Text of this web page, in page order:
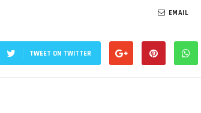
EMAIL
TWEET ON TWITTER